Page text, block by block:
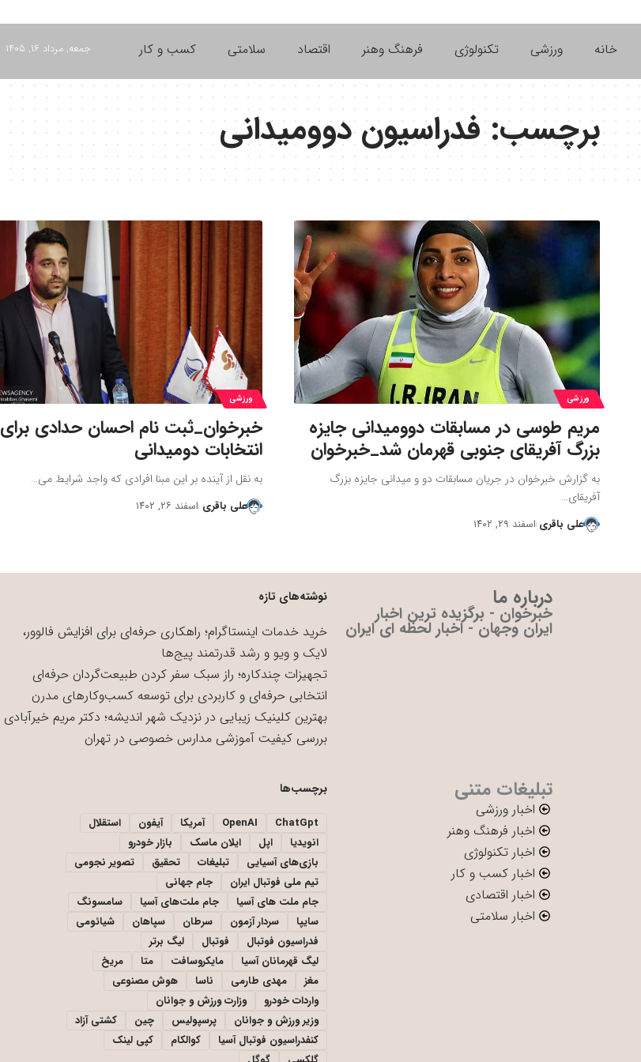
خانه ورزشی تکنولوژی فرهنگ وهنر اقتصاد سلامتی کسب و کار جمعه, مرداد ۱۶, ۱۴۰۵
برچسب:فدراسیون دوومیدانی
ورزشی
مریم طوسی در مسابقات دوومیدانی جایزه
بزرگ آفریقای جنوبی قهرمان شد_خبرخوان
به گزارش خبرخوان در جریان مسابقات دو و میدانی جایزه بزرگ
آفریقای…
علی باقری اسفند ۲۹, ۱۴۰۲
ورزشی
خبرخوان_ثبت نام احسان حدادی برای
انتخابات دومیدانی
به نقل از آینده بر این مبنا افرادی که واجد شرایط می…
علی باقری اسفند ۲۶, ۱۴۰۲
درباره ما
خبرخوان - برگزیده ترین اخبار
ایران وجهان - اخبار لحظه ای ایران
نوشته‌های تازه
خرید خدمات اینستاگرام؛ راهکاری حرفه‌ای برای افزایش فالوور،
لایک و ویو و رشد قدرتمند پیج‌ها
تجهیزات چندکاره؛ راز سبک سفر کردن طبیعت‌گردان حرفه‌ای
انتخابی حرفه‌ای و کاربردی برای توسعه کسب‌وکارهای مدرن
بهترین کلینیک زیبایی در نزدیک شهر اندیشه؛ دکتر مریم خیرآبادی
بررسی کیفیت آموزشی مدارس خصوصی در تهران
تبلیغات متنی
اخبار ورزشی
اخبار فرهنگ وهنر
اخبار تکنولوژی
اخبار کسب و کار
اخبار اقتصادی
اخبار سلامتی
برچسب‌ها
ChatGpt
OpenAI آمریکا آیفون
استقلال
انویدیا
اپل ایلان ماسک
بازار خودرو
بازی‌های آسیایی
تبلیغات تحقیق
تصویر نجومی
تیم ملی فوتبال ایران
جام جهانی
جام ملت های آسیا
جام ملت‌های آسیا
سامسونگ
سایپا
سردار آزمون سرطان سپاهان
شیائومی
فدراسیون فوتبال
فوتبال
لیگ برتر
لیگ قهرمانان آسیا
مایکروسافت متا
مریخ
مغز
مهدی طارمی ناسا
هوش مصنوعی
واردات خودرو
وزارت ورزش و جوانان
وزیر ورزش و جوانان
پرسپولیس چین
کشتی آزاد
کنفدراسیون فوتبال آسیا
کوالکام
کپی لینک